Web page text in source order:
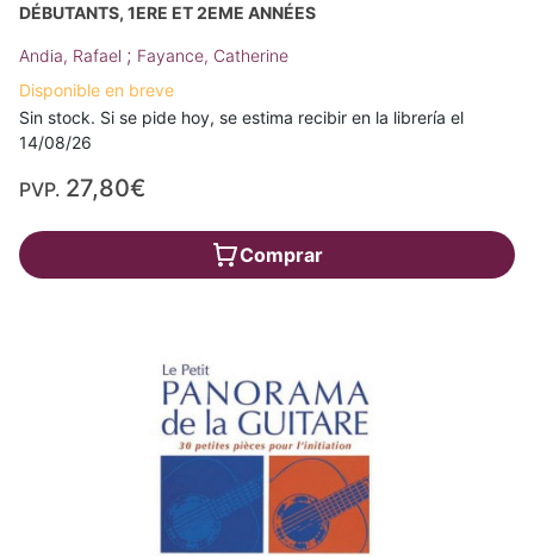
DÉBUTANTS, 1ERE ET 2EME ANNÉES
Andia, Rafael ; Fayance, Catherine
Disponible en breve
Sin stock. Si se pide hoy, se estima recibir en la librería el
14/08/26
PVP. 27,80€
Comprar